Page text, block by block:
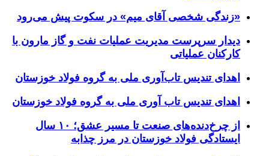
«زندگی شخصی آقای میم» در سکوت پیش می‌رود
دیدار سرپرست مدیریت عملیات نفت و گاز مارون با
کارکنان عملیاتی
اهدای تندیس تاب‌آوری ملی به گروه فولاد خوزستان
اهدای تندیس تاب آوری ملی به گروه فولاد خوزستان
از چرخ‌دنده‌های صنعت تا مسیر عشق؛ ۱۰ سال
ایستادگی فولاد خوزستان در مرز چذابه